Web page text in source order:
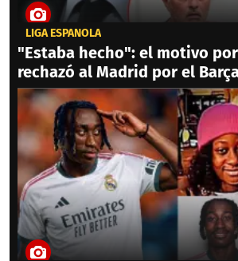
LIGA ESPAÑOLA
"Estaba hecho": el motivo
rechazó al Madrid por el